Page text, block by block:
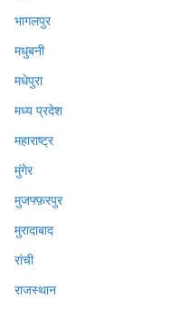
भागलपुर
मधुबनी
मधेपुरा
मध्य प्रदेश
महाराष्ट्र
मुंगेर
मुजफ्फ़रपुर
मुरादाबाद
रांची
राजस्थान